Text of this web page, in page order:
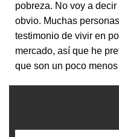
pobreza. No voy a
obvio. Muchas
testimonio de vivir en
mercado, así que he
que son un poco